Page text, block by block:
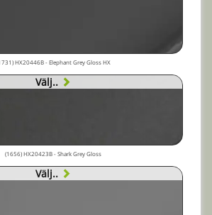
HX20446B - Elephant Grey Gloss HX
Välj..
(1656) HX20423B - Shark Grey Gloss
Välj..